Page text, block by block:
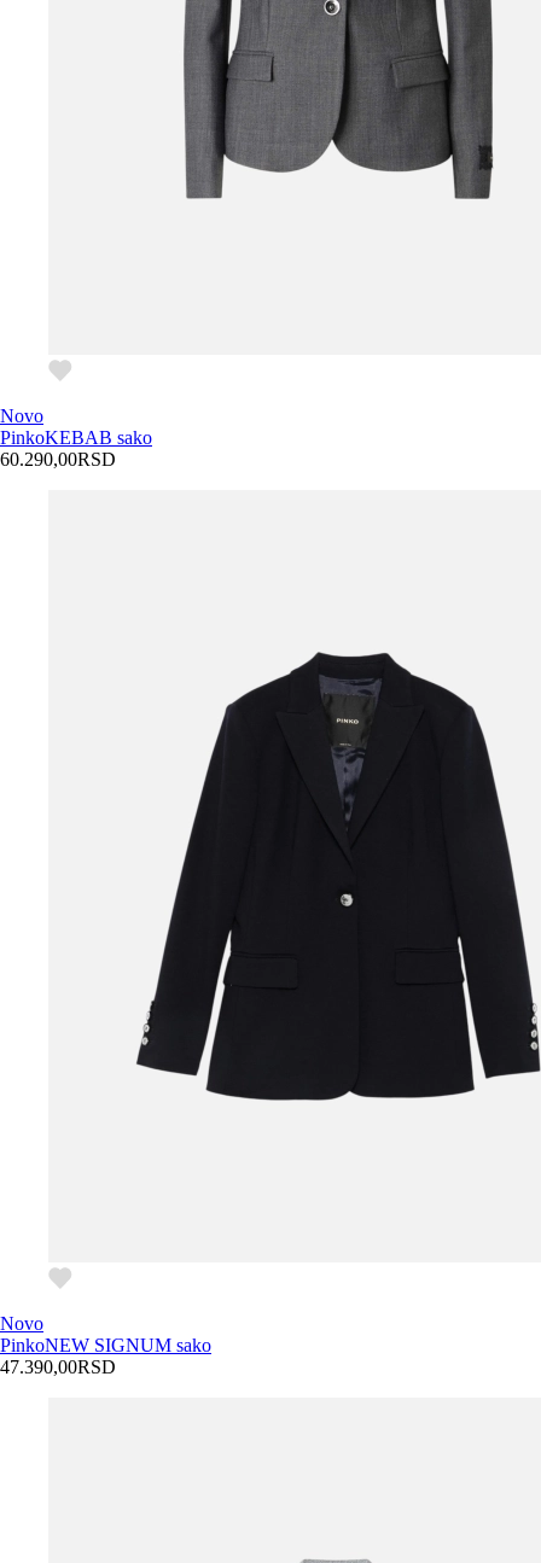
Novo
PinkoKEBAB sako
60.290,00RSD
Novo
PinkoNEW SIGNUM sako
47.390,00RSD